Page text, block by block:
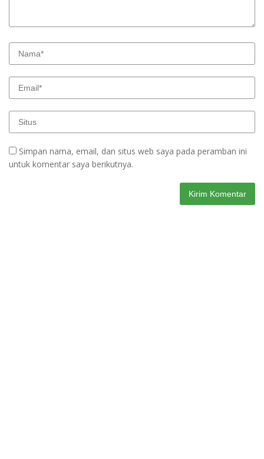
Simpan nama, email, dan situs web saya pada peramban ini
untuk komentar saya berikutnya.